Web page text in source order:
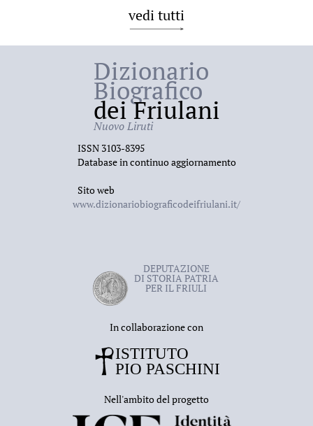
vedi tutti
Dizionario
Biografico
dei Friulani
Nuovo Liruti
ISSN 3103-8395
Database in continuo aggiornamento
Sito web
www.dizionariobiograficodeifriulani.it/
DEPUTAZIONE
DI STORIA PATRIA
PER IL FRIULI
In collaborazione con
Nell'ambito del progetto